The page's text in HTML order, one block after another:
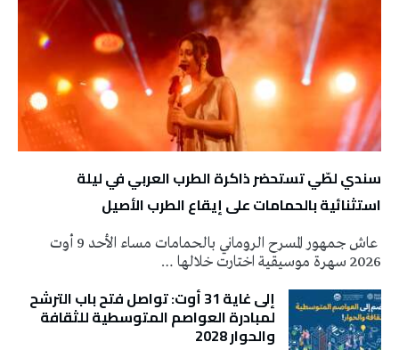
سندي لطّي تستحضر ذاكرة الطرب العربي في ليلة
استثنائية بالحمامات على إيقاع الطرب الأصيل
عاش جمهور المسرح الروماني بالحمامات مساء الأحد 9 أوت
2026 سهرة موسيقية اختارت خلالها …
إلى غاية 31 أوت: تواصل فتح باب الترشح
لمبادرة العواصم المتوسطية للثقافة
والحوار 2028